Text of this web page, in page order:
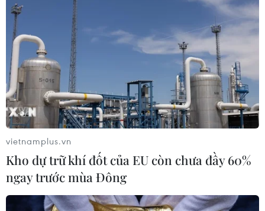
vietnamplus.vn
Kho dự trữ khí đốt của EU còn chưa đầy 60%
ngay trước mùa Đông